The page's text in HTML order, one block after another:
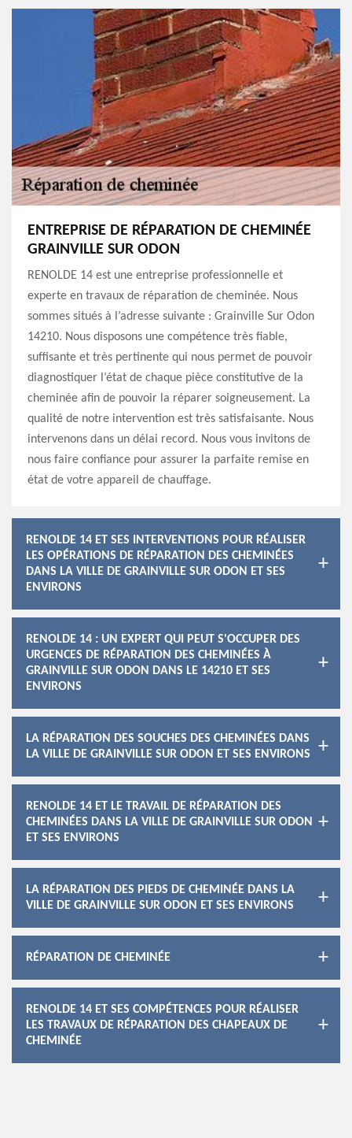
ENTREPRISE DE RÉPARATION DE CHEMINÉE
GRAINVILLE SUR ODON
RENOLDE 14 est une entreprise professionnelle et
experte en travaux de réparation de cheminée. Nous
sommes situés à l’adresse suivante : Grainville Sur Odon
14210. Nous disposons une compétence très fiable,
suffisante et très pertinente qui nous permet de pouvoir
diagnostiquer l’état de chaque pièce constitutive de la
cheminée afin de pouvoir la réparer soigneusement. La
qualité de notre intervention est très satisfaisante. Nous
intervenons dans un délai record. Nous vous invitons de
nous faire confiance pour assurer la parfaite remise en
état de votre appareil de chauffage.
RENOLDE 14 ET SES INTERVENTIONS POUR RÉALISER
LES OPÉRATIONS DE RÉPARATION DES CHEMINÉES
DANS LA VILLE DE GRAINVILLE SUR ODON ET SES
ENVIRONS
RENOLDE 14 : UN EXPERT QUI PEUT S'OCCUPER DES
URGENCES DE RÉPARATION DES CHEMINÉES À
GRAINVILLE SUR ODON DANS LE 14210 ET SES
ENVIRONS
LA RÉPARATION DES SOUCHES DES CHEMINÉES DANS
LA VILLE DE GRAINVILLE SUR ODON ET SES ENVIRONS
RENOLDE 14 ET LE TRAVAIL DE RÉPARATION DES
CHEMINÉES DANS LA VILLE DE GRAINVILLE SUR ODON
ET SES ENVIRONS
LA RÉPARATION DES PIEDS DE CHEMINÉE DANS LA
VILLE DE GRAINVILLE SUR ODON ET SES ENVIRONS
RÉPARATION DE CHEMINÉE
RENOLDE 14 ET SES COMPÉTENCES POUR RÉALISER
LES TRAVAUX DE RÉPARATION DES CHAPEAUX DE
CHEMINÉE